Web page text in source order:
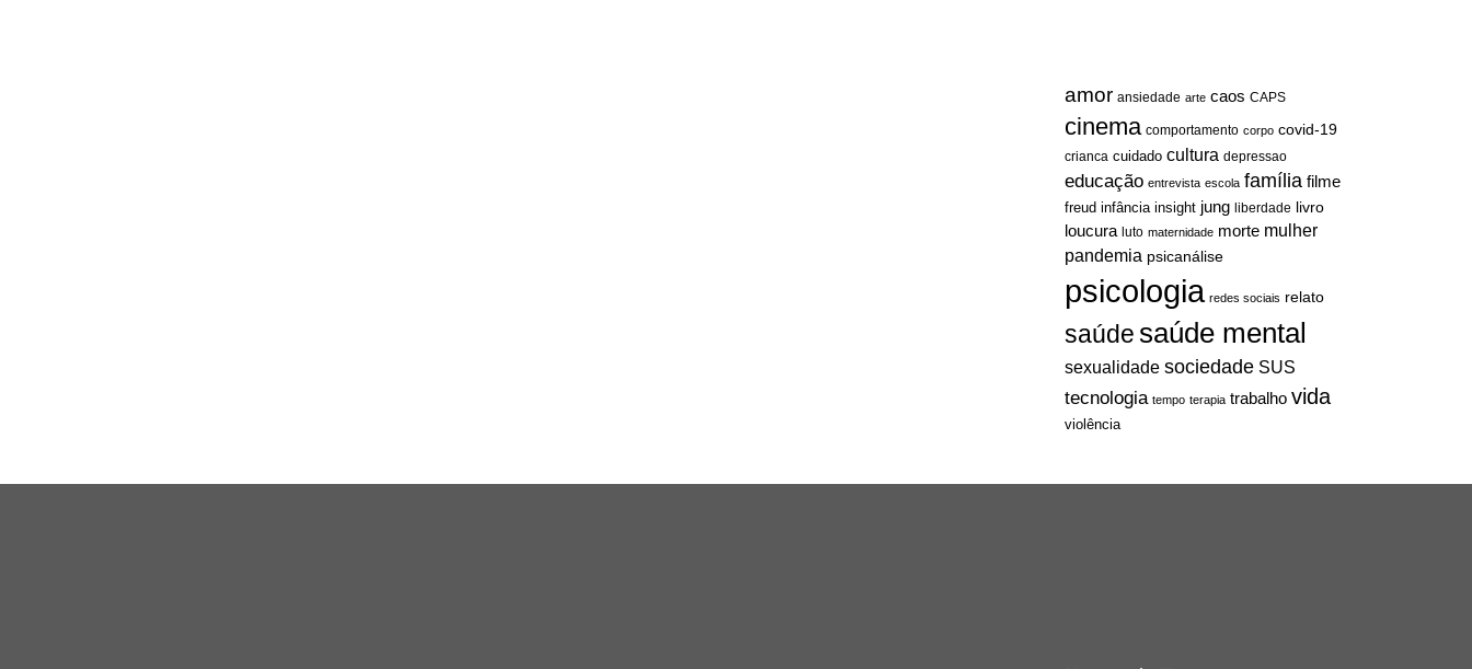
amor ansiedade arte caos CAPS
cinema comportamento corpo covid-19
crianca cuidado cultura depressao
educação entrevista escola família filme
freud infância insight jung liberdade livro
loucura luto maternidade morte mulher
pandemia psicanálise
psicologia redes sociais relato
saúdesaúde mental
sexualidade sociedade SUS
tecnologia tempo terapia trabalho vida
violência